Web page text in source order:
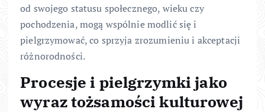
od swojego statusu społecznego, wieku czy
pochodzenia, mogą wspólnie modlić się i
pielgrzymować, co sprzyja zrozumieniu i akceptacji
różnorodności.
Procesje i pielgrzymki jako
wyraz tożsamości kulturowej